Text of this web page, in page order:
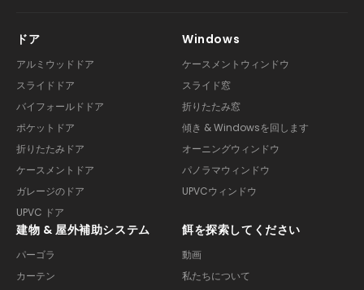
ドア
アルミウッドドア
スライドドア
バイフォールドドア
ポケットドア
折りたたみドア
ケースメントドア
ガレージのドア
UPVC ドア
Windows
ケースメントウィンドウ
スライド窓
折りたたみ窓
傾き & Windowsを回します
オーニングウィンドウ
パノラマウィンドウ
UPVCウィンドウ
建物 & 屋外補助システム
パーゴラ
カーテン
餌を探索してください
動画
私たちについて